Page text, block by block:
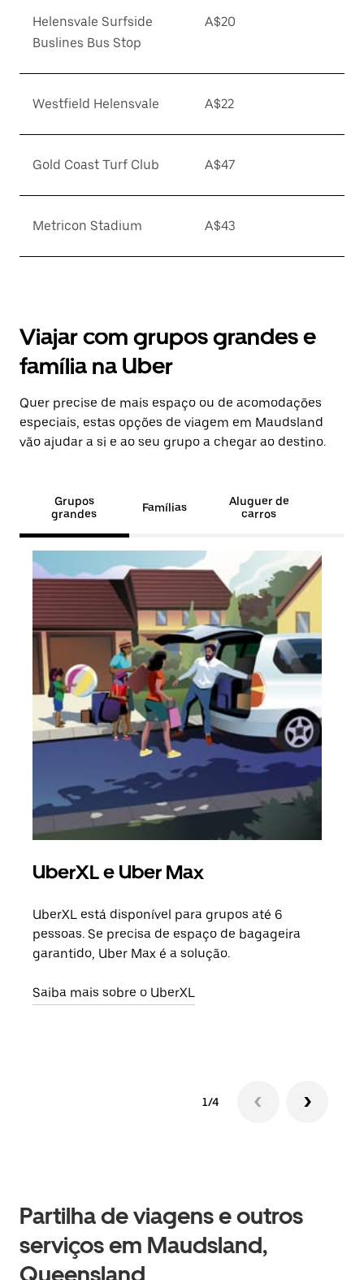
Helensvale Surfside
Buslines Bus Stop
A$20
Westfield Helensvale A$22
Gold Coast Turf Club A$47
Metricon Stadium A$43
Viajar com grupos grandes e
família na Uber
Quer precise de mais espaço ou de acomodações
especiais, estas opções de viagem em Maudsland
vão ajudar a si e ao seu grupo a chegar ao destino.
Grupos
grandes
Famílias
Aluguer de
carros
UberXL e Uber Max
UberXL está disponível para grupos até 6
pessoas. Se precisa de espaço de bagageira
garantido, Uber Max é a solução.
Saiba mais sobre o UberXL
1/4
Partilha de viagens e outros
serviços em Maudsland,
Queensland